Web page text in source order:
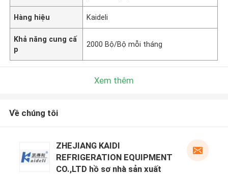
Hàng hiệu Kaideli
Khả năng cung cấ
p
2000 Bộ/Bộ mỗi tháng
Xem thêm
Về chúng tôi
ZHEJIANG KAIDI
REFRIGERATION EQUIPMENT
CO.,LTD hồ sơ nhà sản xuất